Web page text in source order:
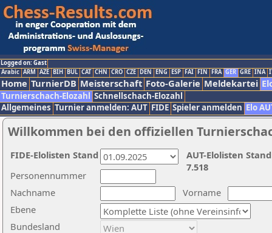
Logged on: Gast
Arabic ARM AZE BIH BUL CAT CHN CRO CZE DEN ENG ESP FAI FIN FRA GER GRE INA
Home TurnierDB Meisterschaft Foto-Galerie Meldekartei
Turnierschach-Elozahl Schnellschach-Elozahl
Allgemeines Turnier anmelden: AUT FIDE Spieler anmelden Elo
Willkommen bei den offiziellen
Nachname
Vorname
Ebene
Personennummer
Bundesland
AUT-Elolisten
7.518
FIDE-Elolisten Stand